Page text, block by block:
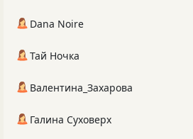
Dana Noire
Тай Ночка
Валентина_Захарова
Галина Суховерх